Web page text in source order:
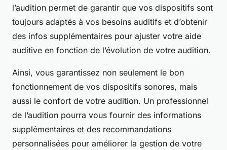
l’audition permet de garantir que vos dispositifs sont
toujours adaptés à vos besoins auditifs et d’obtenir
des infos supplémentaires pour ajuster votre aide
auditive en fonction de l’évolution de votre audition.
Ainsi, vous garantissez non seulement le bon
fonctionnement de vos dispositifs sonores, mais
aussi le confort de votre audition. Un professionnel
de l’audition pourra vous fournir des informations
supplémentaires et des recommandations
personnalisées pour améliorer la gestion de votre